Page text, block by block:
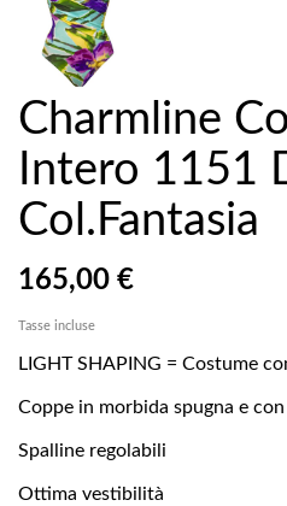
Charmline
Intero 1151
Col.Fantasia
165,00 €
Tasse incluse
LIGHT SHAPING = Costume
Coppe in morbida spugna e
Spalline regolabili
Ottima vestibilità